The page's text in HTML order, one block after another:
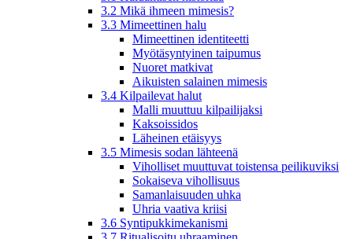
3.2 Mikä ihmeen mimesis?
3.3 Mimeettinen halu
Mimeettinen identiteetti
Myötäsyntyinen taipumus
Nuoret matkivat
Aikuisten salainen mimesis
3.4 Kilpailevat halut
Malli muuttuu kilpailijaksi
Kaksoissidos
Läheinen etäisyys
3.5 Mimesis sodan lähteenä
Viholliset muuttuvat toistensa peilikuviksi
Sokaiseva vihollisuus
Samanlaisuuden uhka
Uhria vaativa kriisi
3.6 Syntipukkimekanismi